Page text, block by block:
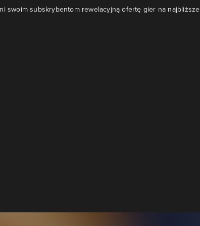
swoim subskrybentom rewelacyjną ofertę gier na najbliższe